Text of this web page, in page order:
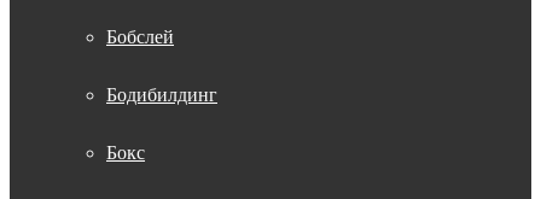
Бобслей
Бодибилдинг
Бокс